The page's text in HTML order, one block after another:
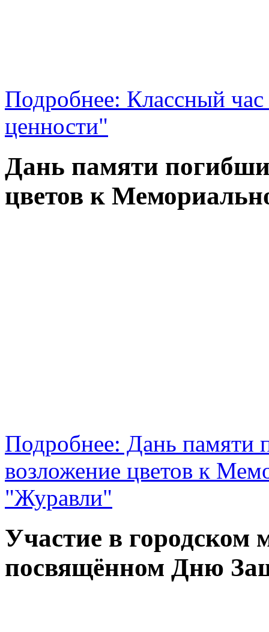
Подробнее: Классный
ценности"
Дань памяти
цветов к
Подробнее: Дань памяти
возложение цветов к
"Журавли"
Участие в городском
посвящённом Дню